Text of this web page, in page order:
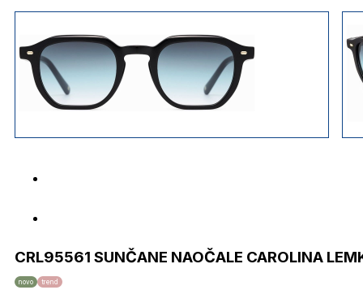
CRL95561 SUNČANE NAOČALE CAROLINA
novo trend